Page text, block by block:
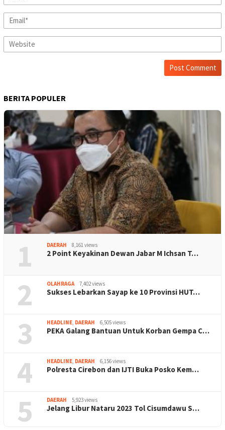
BERITA POPULER
1 DAERAH 8,161 views
2 Point Keyakinan Dewan Jabar M Ichsan T…
2 OLAHRAGA 7,402 views
Sukses Lebarkan Sayap ke 10 Provinsi HUT…
3 HEADLINE DAERAH 6,505 views
PEKA Galang Bantuan Untuk Korban Gempa C…
4 HEADLINE DAERAH 6,156 views
Polresta Cirebon dan IJTI Buka Posko Kem…
5 DAERAH 5,923 views
Jelang Libur Nataru 2023 Tol Cisumdawu S…